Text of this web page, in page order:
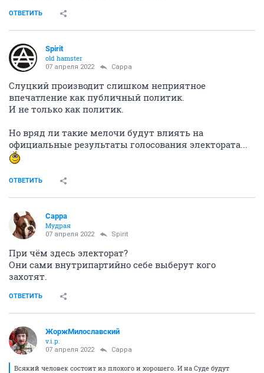
ОТВЕТИТЬ
Spirit
old hamster
07 апреля 2022 Сарра
Слуцкий производит слишком неприятное
впечатление как публичный политик.
И не только как политик.
Но вряд ли такие мелочи будут влиять на
официальные результаты голосования электората...
ОТВЕТИТЬ
Сарра
Мудрая
07 апреля 2022 Spirit
При чём здесь электорат?
Они сами внутрипартийно себе выберут кого
захотят.
ОТВЕТИТЬ
ЖоржМилославский
v.i.p.
07 апреля 2022 Сарра
Всякий человек состоит из плохого и хорошего. И на Суде будут